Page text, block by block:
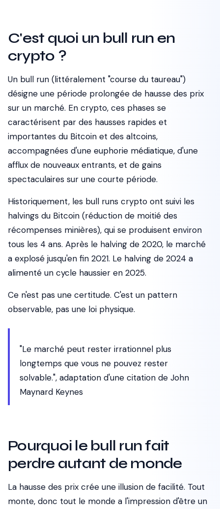
C'est quoi un bull run en
crypto ?
Un bull run (littéralement "course du taureau")
désigne une période prolongée de hausse des prix
sur un marché. En crypto, ces phases se
caractérisent par des hausses rapides et
importantes du Bitcoin et des altcoins,
accompagnées d'une euphorie médiatique, d'une
afflux de nouveaux entrants, et de gains
spectaculaires sur une courte période.
Historiquement, les bull runs crypto ont suivi les
halvings du Bitcoin (réduction de moitié des
récompenses minières), qui se produisent environ
tous les 4 ans. Après le halving de 2020, le marché
a explosé jusqu'en fin 2021. Le halving de 2024 a
alimenté un cycle haussier en 2025.
Ce n'est pas une certitude. C'est un pattern
observable, pas une loi physique.
"Le marché peut rester irrationnel plus
longtemps que vous ne pouvez rester
solvable.", adaptation d'une citation de John
Maynard Keynes
Pourquoi le bull run fait
perdre autant de monde
La hausse des prix crée une illusion de facilité. Tout
monte, donc tout le monde a l'impression d'être un